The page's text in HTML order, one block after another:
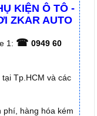
KIỆN Ô TÔ -
ZKAR AUTO
1: ☎ 0949 60
Tp.HCM và các
phí, hàng hóa kém